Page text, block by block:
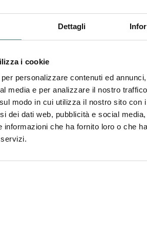
Dettagli
i cookie
personalizzare contenuti ed
media e per analizzare il nostro
modo in cui utilizza il nostro sito con
dei dati web, pubblicità e social
informazioni che ha fornito loro o che
UFFICI